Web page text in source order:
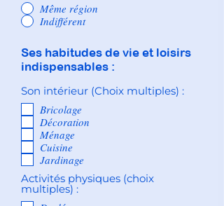
Même région
Indifférent
Ses habitudes de vie et loisirs
indispensables :
Son intérieur (Choix multiples) :
Bricolage
Décoration
Ménage
Cuisine
Jardinage
Activités physiques (choix
multiples) :